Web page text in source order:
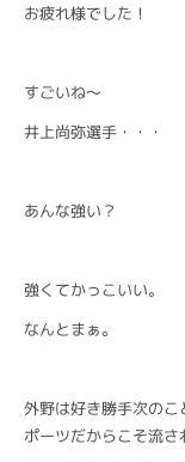
お疲れ様でした！
すごいね〜
井上尚弥選手・・・
あんな強い？
強くてかっこいい。
なんとまぁ。
外野は好き勝手次の
ポーツだからこそ流さ